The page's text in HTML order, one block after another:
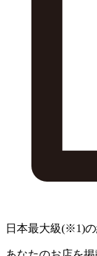
日本最大級(※1)